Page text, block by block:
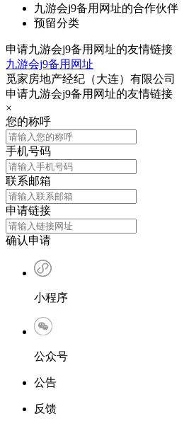
九游会j9备用网址的合作伙伴
预留分类
申请九游会j9备用网址的友情链接
九游会j9备用网址
觅家房地产经纪（大连）有限公司
申请九游会j9备用网址的友情链接
×
您的称呼
手机号码
联系邮箱
申请链接
确认申请
小程序
公众号
公告
反馈